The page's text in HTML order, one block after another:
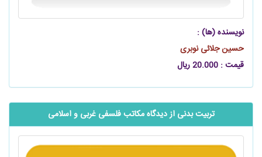
نویسنده (ها) :
حسین جلائی نوبری
قیمت : 20.000 ریال
تربیت بدنی از دیدگاه مکاتب فلسفی غربی و اسلامی